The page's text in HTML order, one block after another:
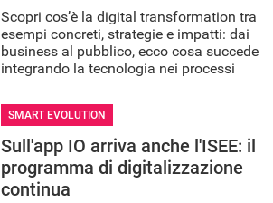
Scopri cos’è la digital transformation tra
esempi concreti, strategie e impatti: dai
business al pubblico, ecco cosa succede
integrando la tecnologia nei processi
SMART EVOLUTION
Sull'app IO arriva anche l'ISEE: il
programma di digitalizzazione
continua